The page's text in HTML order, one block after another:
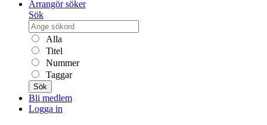
Arrangör söker
Sök
Alla
Titel
Nummer
Taggar
Sök
Bli medlem
Logga in